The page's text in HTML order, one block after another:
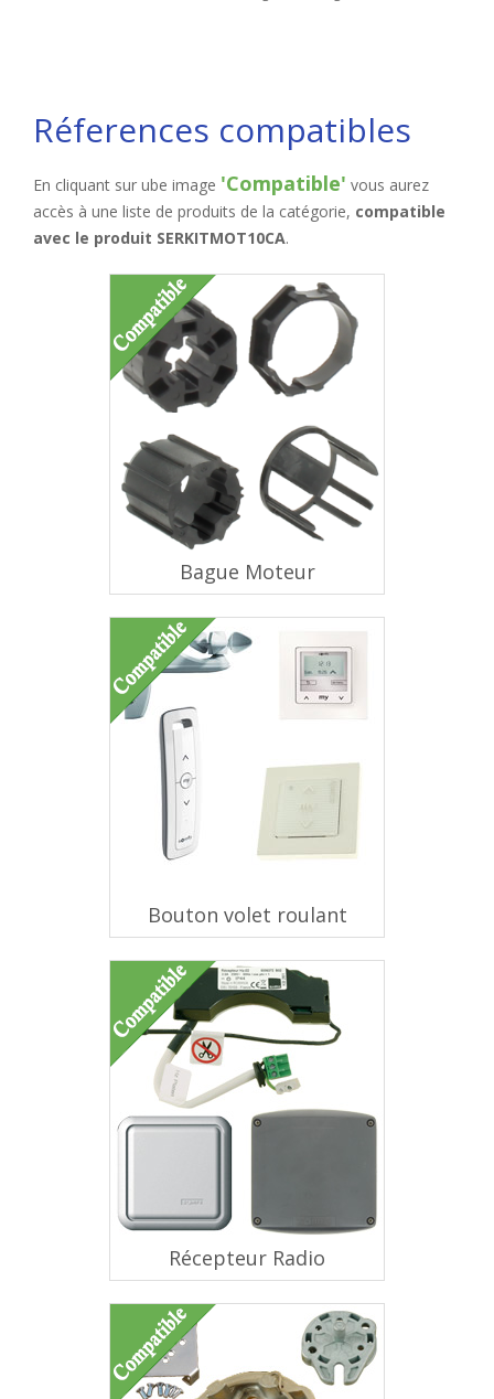
Réferences compatibles
En cliquant sur ube image 'Compatible' vous aurez
accès à une liste de produits de la catégorie, compatible
avec le produit SERKITMOT10CA.
Bague Moteur
Bouton volet roulant
Récepteur Radio